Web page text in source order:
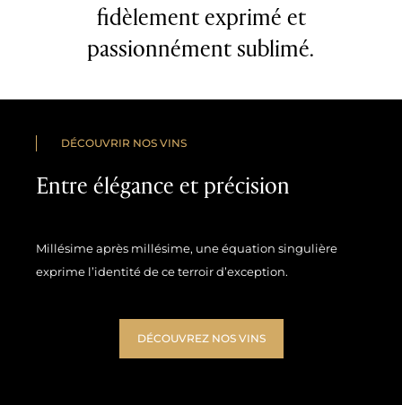
fidèlement exprimé et
passionnément sublimé.
DÉCOUVRIR NOS VINS
Entre élégance et précision
Millésime après millésime, une équation singulière
exprime l’identité de ce terroir d’exception.
DÉCOUVREZ NOS VINS